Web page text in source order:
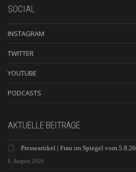
SOCIAL
INSTAGRAM
TWITTER
YOUTUBE
PODCASTS
AKTUELLE BEITRÄGE
Presseartikel | Frau im Spiegel vom 5.8.26
6. August 2026